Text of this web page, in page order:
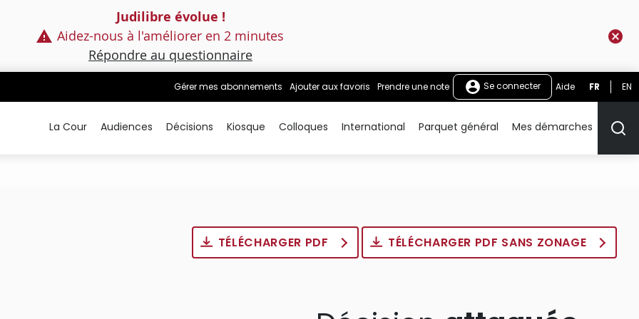
Judilibre évolue !
Aidez-nous à l'améliorer en 2 minutes
Répondre au questionnaire
Gérer mes abonnements Ajouter aux favoris Prendre une note Se connecter Aide FR EN
La Cour Audiences Décisions Kiosque Colloques International Parquet général Mes démarches
TÉLÉCHARGER PDF TÉLÉCHARGER PDF SANS ZONAGE